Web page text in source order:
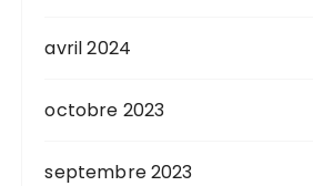
avril 2024
octobre 2023
septembre 2023